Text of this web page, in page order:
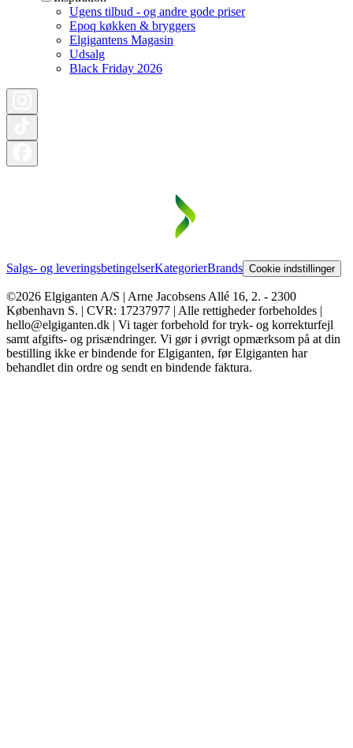
Ugens tilbud - og andre gode priser
Epoq køkken & bryggers
Elgigantens Magasin
Udsalg
Black Friday 2026
Salgs- og leveringsbetingelserKategorierBrands Cookie indstillinger
©2026 Elgiganten A/S | Arne Jacobsens Allé 16, 2. - 2300
København S. | CVR: 17237977 | Alle rettigheder forbeholdes |
hello@elgiganten.dk | Vi tager forbehold for tryk- og korrekturfejl
samt afgifts- og prisændringer. Vi gør i øvrigt opmærksom på at din
bestilling ikke er bindende for Elgiganten, før Elgiganten har
behandlet din ordre og sendt en bindende faktura.